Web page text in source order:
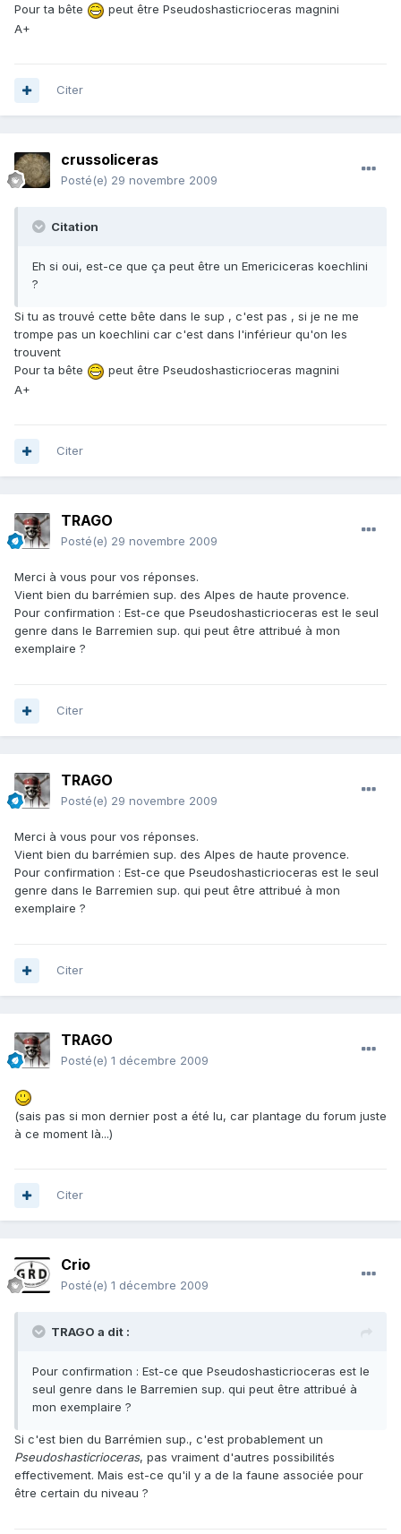
Pour ta bête
peut être Pseudoshasticrioceras magnini
A+
Citer
crussoliceras
Posté(e) 29 novembre 2009
Citation
Eh si oui, est-ce que ça peut être un Emericiceras koechlini
?
Si tu as trouvé cette bête dans le sup , c'est pas , si je ne me
trompe pas un koechlini car c'est dans l'inférieur qu'on les
trouvent
Pour ta bête
peut être Pseudoshasticrioceras magnini
A+
Citer
TRAGO
Posté(e) 29 novembre 2009
Merci à vous pour vos réponses.
Vient bien du barrémien sup. des Alpes de haute provence.
Pour confirmation : Est-ce que Pseudoshasticrioceras est le seul
genre dans le Barremien sup. qui peut être attribué à mon
exemplaire ?
Citer
TRAGO
Posté(e) 29 novembre 2009
Merci à vous pour vos réponses.
Vient bien du barrémien sup. des Alpes de haute provence.
Pour confirmation : Est-ce que Pseudoshasticrioceras est le seul
genre dans le Barremien sup. qui peut être attribué à mon
exemplaire ?
Citer
TRAGO
Posté(e) 1 décembre 2009
(sais pas si mon dernier post a été lu, car plantage du forum juste
à ce moment là...)
Citer
Crio
Posté(e) 1 décembre 2009
TRAGO a dit :
Pour confirmation : Est-ce que Pseudoshasticrioceras est le
seul genre dans le Barremien sup. qui peut être attribué à
mon exemplaire ?
Si c'est bien du Barrémien sup., c'est probablement un
Pseudoshasticrioceras, pas vraiment d'autres possibilités
effectivement. Mais est-ce qu'il y a de la faune associée pour
être certain du niveau ?